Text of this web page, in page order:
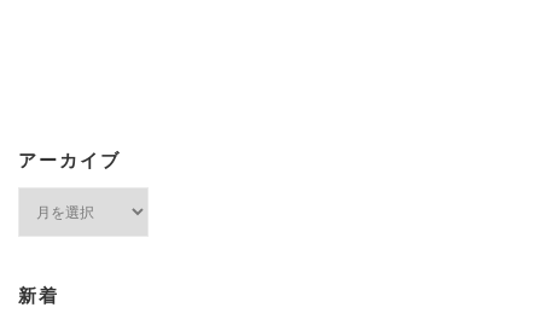
アーカイブ
ブ
新着